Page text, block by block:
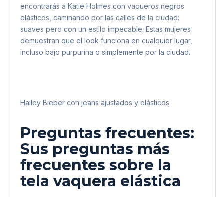
encontrarás a Katie Holmes con vaqueros negros
elásticos, caminando por las calles de la ciudad:
suaves pero con un estilo impecable. Estas mujeres
demuestran que el look funciona en cualquier lugar,
incluso bajo purpurina o simplemente por la ciudad.
Hailey Bieber con jeans ajustados y elásticos
Preguntas frecuentes:
Sus preguntas más
frecuentes sobre la
tela vaquera elástica